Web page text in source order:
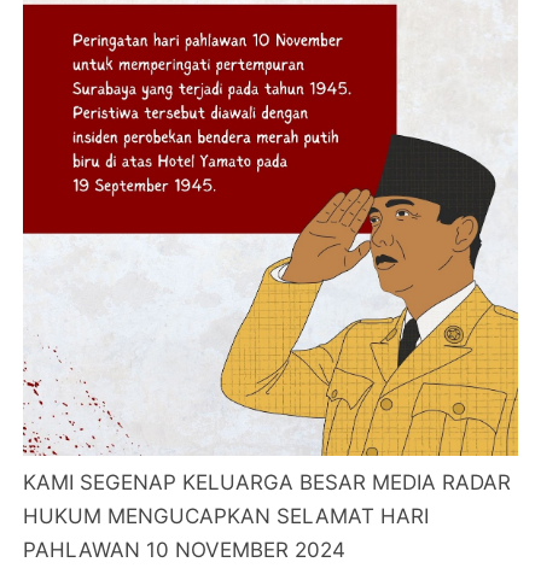
KAMI SEGENAP KELUARGA BESAR MEDIA RADAR
HUKUM MENGUCAPKAN SELAMAT HARI
PAHLAWAN 10 NOVEMBER 2024